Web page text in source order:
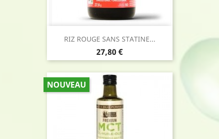
RIZ ROUGE SANS STATINE...
Prix
27,80 €
NOUVEAU